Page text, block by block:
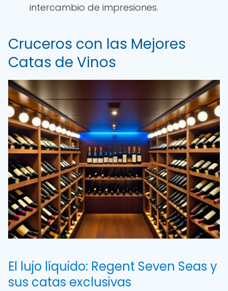
intercambio de impresiones.
Cruceros con las Mejores
Catas de Vinos
El lujo líquido: Regent Seven Seas y
sus catas exclusivas